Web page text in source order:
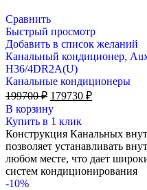
Сравнить
Быстрый просмотр
Добавить в список желаний
Канальный кондиционер,
H36/4DR2A(U)
Канальные кондиционеры
199700₽ Первоначальная
цена
составляла
199700 ₽.
179730 ₽Текущая
В корзину
Купить в 1 клик
Конструкция Канальных
позволяет устанавливать
любом месте, что дает
систем кондиционирования
-10%